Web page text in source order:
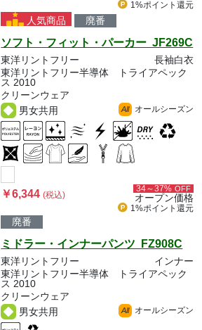
1%ポイント 還元
人気商品 廃番
ソフト・フィット・パーカー JF269C
東洋リントフリー
長袖白衣
東洋リントフリー半導体 トライアペック
ス 2010
クリーンウェア
男女共用
All オールシーズン
￥6,344(税込)
34～37% OFF
オープン価格
1%ポイント 還元
廃番
ミドラー・インナーパンツ FZ908C
東洋リントフリー
インナー
東洋リントフリー半導体 トライアペック
ス 2010
クリーンウェア
男女共用
All オールシーズン